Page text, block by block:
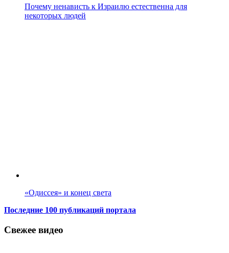
Почему ненависть к Израилю естественна для
некоторых людей
«Одиссея» и конец света
Последние 100 публикаций портала
Свежее видео